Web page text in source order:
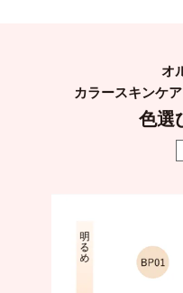
オ
カラースキンケ
色選